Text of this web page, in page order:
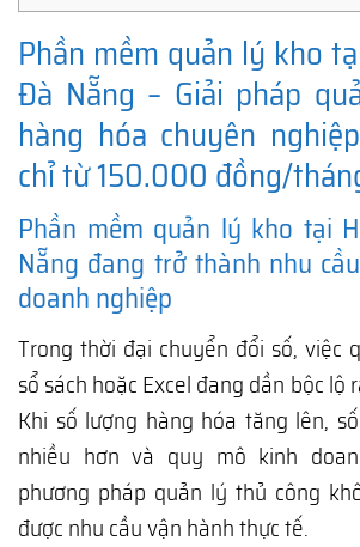
Phần mềm quản lý kho
Đà Nẵng – Giải pháp
hàng hóa chuyên
chỉ từ 150.000 đồng/
Phần mềm quản lý kho tại
Nẵng đang trở thành nhu
doanh nghiệp
Trong thời đại chuyển đổi số, việc
sổ sách hoặc Excel đang dần bộc lộ
Khi số lượng hàng hóa tăng lên,
nhiều hơn và quy mô kinh
phương pháp quản lý thủ công
được nhu cầu vận hành thực tế.